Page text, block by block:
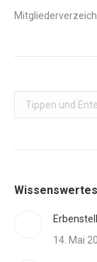
Search:
Wissenswertes
14. Mai